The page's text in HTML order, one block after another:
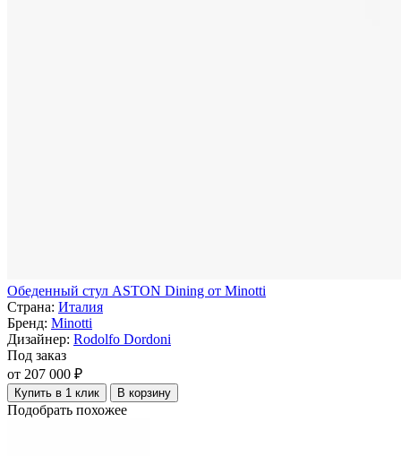
Обеденный стул ASTON Dining от Minotti
Страна: Италия
Бренд: Minotti
Дизайнер: Rodolfo Dordoni
Под заказ
от 207 000 ₽
Купить в 1 клик В корзину
Подобрать похожее